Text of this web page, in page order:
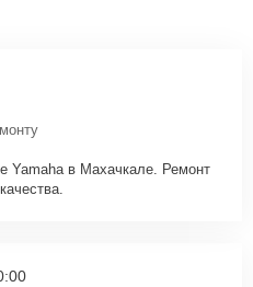
Yamaha в Махачкале. Ремонт